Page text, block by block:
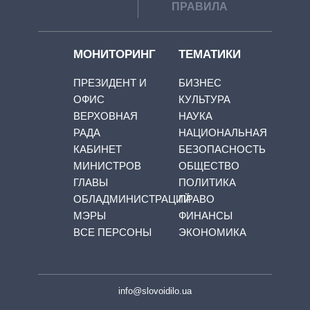
ПРАВИЛА
МОНИТОРИНГ
ПРЕЗИДЕНТ И
ОФИС
ВЕРХОВНАЯ
РАДА
КАБИНЕТ
МИНИСТРОВ
ГЛАВЫ
ОБЛАДМИНИСТРАЦИЙ
МЭРЫ
ВСЕ ПЕРСОНЫ
ТЕМАТИКИ
БИЗНЕС
КУЛЬТУРА
НАУКА
НАЦИОНАЛЬНАЯ
БЕЗОПАСНОСТЬ
ОБЩЕСТВО
ПОЛИТИКА
ПРАВО
ФИНАНСЫ
ЭКОНОМИКА
info@slovoidilo.ua